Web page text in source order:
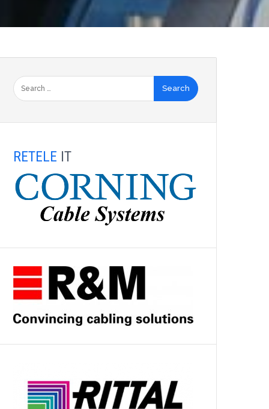
RETELE IT